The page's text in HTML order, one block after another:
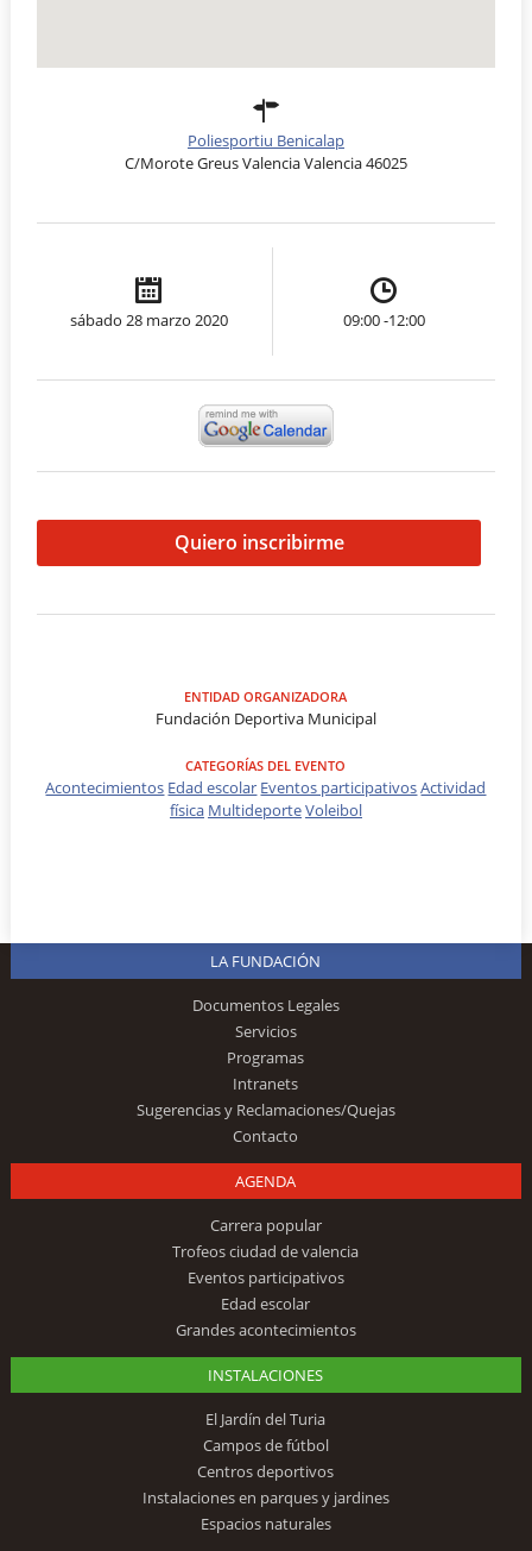
Poliesportiu Benicalap
C/Morote Greus Valencia Valencia 46025
sábado 28 marzo 2020 09:00 -12:00
Quiero inscribirme
ENTIDAD ORGANIZADORA
Fundación Deportiva Municipal
CATEGORÍAS DEL EVENTO
Acontecimientos Edad escolar Eventos participativosActividad
física MultideporteVoleibol
LA FUNDACIÓN
Documentos Legales
Servicios
Programas
Intranets
Sugerencias y Reclamaciones/Quejas
Contacto
AGENDA
Carrera popular
Trofeos ciudad de valencia
Eventos participativos
Edad escolar
Grandes acontecimientos
INSTALACIONES
El Jardín del Turia
Campos de fútbol
Centros deportivos
Instalaciones en parques y jardines
Espacios naturales